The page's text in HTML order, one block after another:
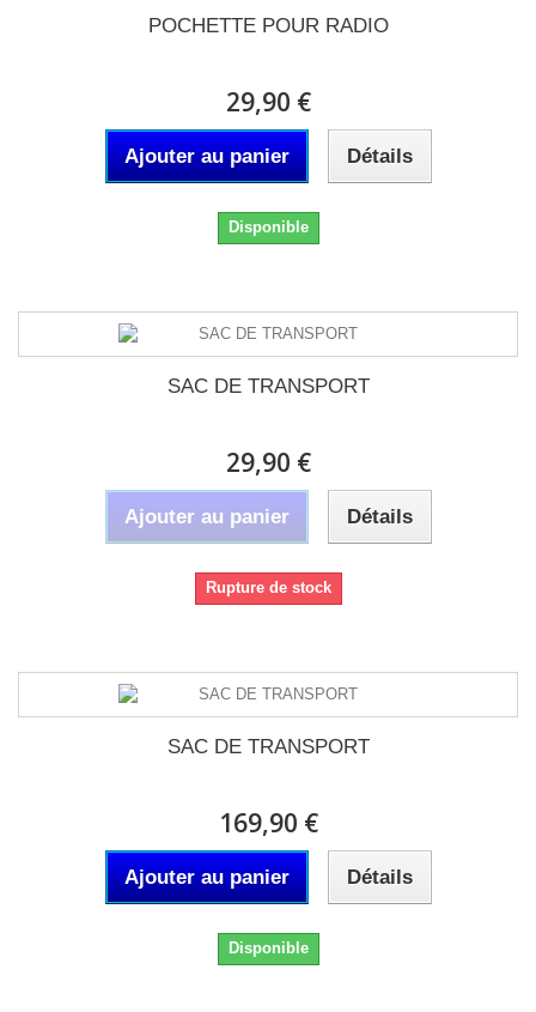
POCHETTE POUR RADIO
29,90 €
Ajouter au panier Détails
Disponible
SAC DE TRANSPORT
29,90 €
Ajouter au panier Détails
Rupture de stock
SAC DE TRANSPORT
169,90 €
Ajouter au panier Détails
Disponible